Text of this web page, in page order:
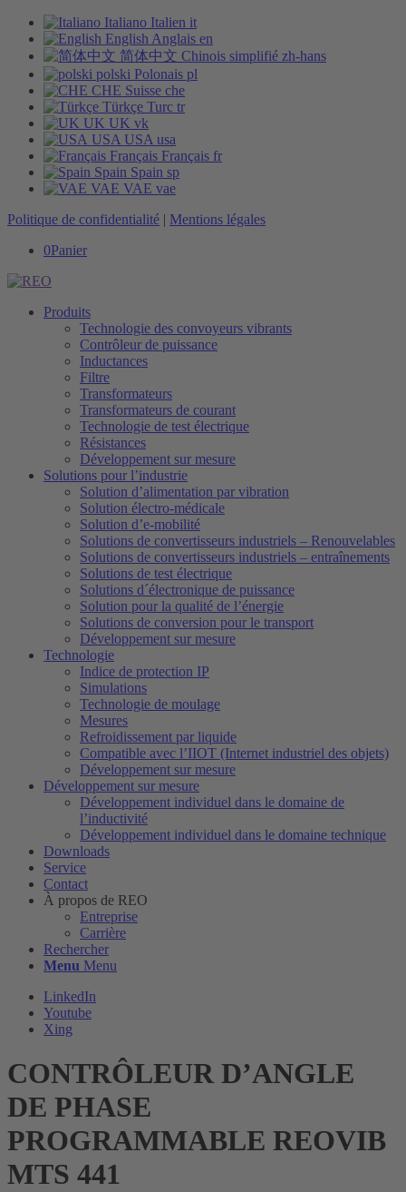
Italiano Italien it
English Anglais en
简体中文 Chinois simplifié zh-hans
polski Polonais pl
CHE Suisse che
Türkçe Turc tr
UK UK vk
USA USA usa
Français Français fr
Spain Spain sp
VAE VAE vae
Politique de confidentialité | Mentions légales
0Panier
Produits
Technologie des convoyeurs vibrants
Contrôleur de puissance
Inductances
Filtre
Transformateurs
Transformateurs de courant
Technologie de test électrique
Résistances
Développement sur mesure
Solutions pour l’industrie
Solution d’alimentation par vibration
Solution électro-médicale
Solution d’e-mobilité
Solutions de convertisseurs industriels – Renouvelables
Solutions de convertisseurs industriels – entraînements
Solutions de test électrique
Solutions d´électronique de puissance
Solution pour la qualité de l’énergie
Solutions de conversion pour le transport
Développement sur mesure
Technologie
Indice de protection IP
Simulations
Technologie de moulage
Mesures
Refroidissement par liquide
Compatible avec l’IIOT (Internet industriel des objets)
Développement sur mesure
Développement sur mesure
Développement individuel dans le domaine de
l’inductivité
Développement individuel dans le domaine technique
Downloads
Service
Contact
À propos de REO
Entreprise
Carrière
Rechercher
Menu Menu
LinkedIn
Youtube
Xing
CONTRÔLEUR D’ANGLE
DE PHASE
PROGRAMMABLE REOVIB
MTS 441